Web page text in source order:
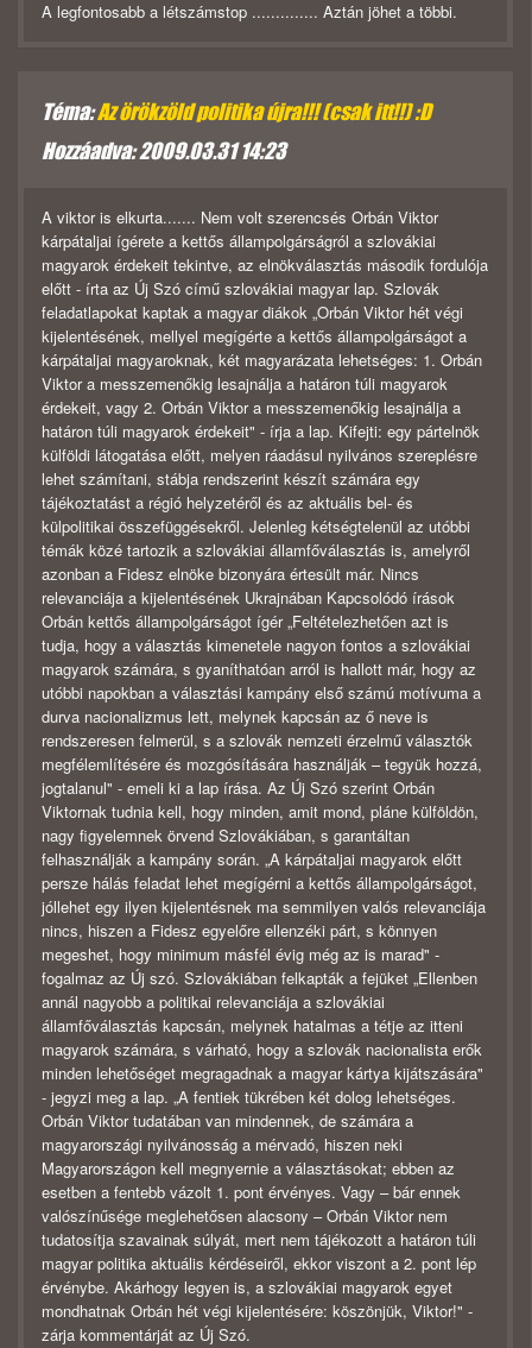
A legfontosabb a létszámstop .............. Aztán jöhet a többi.
Téma:Az örökzöld politika újra!!! (csak itt!!) :D
Hozzáadva: 2009.03.31 14:23
A viktor is elkurta....... Nem volt szerencsés Orbán Viktor
kárpátaljai ígérete a kettős állampolgárságról a szlovákiai
magyarok érdekeit tekintve, az elnökválasztás második fordulója
előtt - írta az Új Szó című szlovákiai magyar lap. Szlovák
feladatlapokat kaptak a magyar diákok „Orbán Viktor hét végi
kijelentésének, mellyel megígérte a kettős állampolgárságot a
kárpátaljai magyaroknak, két magyarázata lehetséges: 1. Orbán
Viktor a messzemenőkig lesajnálja a határon túli magyarok
érdekeit, vagy 2. Orbán Viktor a messzemenőkig lesajnálja a
határon túli magyarok érdekeit" - írja a lap. Kifejti: egy pártelnök
külföldi látogatása előtt, melyen ráadásul nyilvános szereplésre
lehet számítani, stábja rendszerint készít számára egy
tájékoztatást a régió helyzetéről és az aktuális bel- és
külpolitikai összefüggésekről. Jelenleg kétségtelenül az utóbbi
témák közé tartozik a szlovákiai államfőválasztás is, amelyről
azonban a Fidesz elnöke bizonyára értesült már. Nincs
relevanciája a kijelentésének Ukrajnában Kapcsolódó írások
Orbán kettős állampolgárságot ígér „Feltételezhetően azt is
tudja, hogy a választás kimenetele nagyon fontos a szlovákiai
magyarok számára, s gyaníthatóan arról is hallott már, hogy az
utóbbi napokban a választási kampány első számú motívuma a
durva nacionalizmus lett, melynek kapcsán az ő neve is
rendszeresen felmerül, s a szlovák nemzeti érzelmű választók
megfélemlítésére és mozgósítására használják – tegyük hozzá,
jogtalanul" - emeli ki a lap írása. Az Új Szó szerint Orbán
Viktornak tudnia kell, hogy minden, amit mond, pláne külföldön,
nagy figyelemnek örvend Szlovákiában, s garantáltan
felhasználják a kampány során. „A kárpátaljai magyarok előtt
persze hálás feladat lehet megígérni a kettős állampolgárságot,
jóllehet egy ilyen kijelentésnek ma semmilyen valós relevanciája
nincs, hiszen a Fidesz egyelőre ellenzéki párt, s könnyen
megeshet, hogy minimum másfél évig még az is marad" -
fogalmaz az Új szó. Szlovákiában felkapták a fejüket „Ellenben
annál nagyobb a politikai relevanciája a szlovákiai
államfőválasztás kapcsán, melynek hatalmas a tétje az itteni
magyarok számára, s várható, hogy a szlovák nacionalista erők
minden lehetőséget megragadnak a magyar kártya kijátszására"
- jegyzi meg a lap. „A fentiek tükrében két dolog lehetséges.
Orbán Viktor tudatában van mindennek, de számára a
magyarországi nyilvánosság a mérvadó, hiszen neki
Magyarországon kell megnyernie a választásokat; ebben az
esetben a fentebb vázolt 1. pont érvényes. Vagy – bár ennek
valószínűsége meglehetősen alacsony – Orbán Viktor nem
tudatosítja szavainak súlyát, mert nem tájékozott a határon túli
magyar politika aktuális kérdéseiről, ekkor viszont a 2. pont lép
érvénybe. Akárhogy legyen is, a szlovákiai magyarok egyet
mondhatnak Orbán hét végi kijelentésére: köszönjük, Viktor!" -
zárja kommentárját az Új Szó.